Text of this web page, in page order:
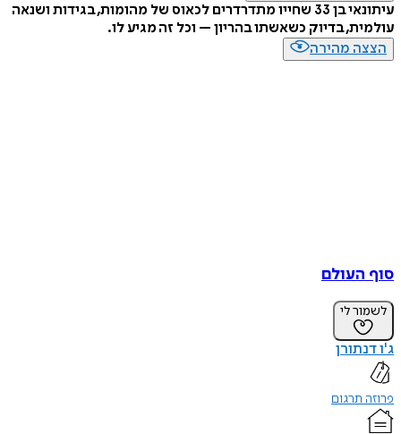
עיתונאי בן 33 שחייו מתדרדרים לכאוס של מהומות, בגידות ושנאה
עולמית, בדיוק כשאשתו בהריון – וכל זה מגיע לו.
הצצה מהירה
סוף העולם
לשמור לי
ג'ו דנתורן
פרוזה תרגום